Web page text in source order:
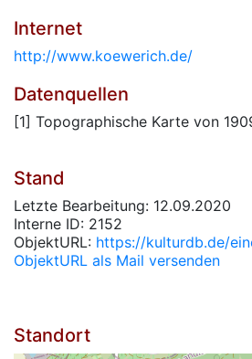
Internet
http://www.koewerich.de/
Datenquellen
[1] Topographische Karte von
Stand
Letzte Bearbeitung: 12.09.2020
Interne ID: 2152
ObjektURL: https://kulturdb.de/
ObjektURL als Mail versenden
Standort